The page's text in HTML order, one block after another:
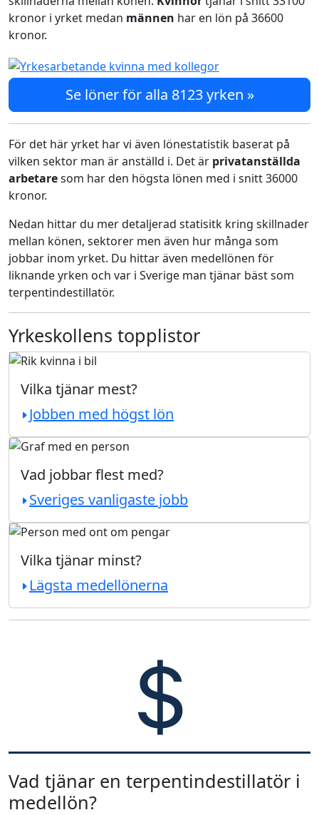
kronor i yrket medan männen har en lön på 36600
kronor.
Se löner för alla 8123 yrken »
För det här yrket har vi även lönestatistik baserat på
vilken sektor man är anställd i. Det är privatanställda
arbetaresom har den högsta lönen med i snitt 36000
kronor.
Nedan hittar du mer detaljerad statisitk kring skillnader
mellan könen, sektorer men även hur många som
jobbar inom yrket. Du hittar även medellönen för
liknande yrken och var i Sverige man tjänar bäst som
terpentindestillatör.
Yrkeskollens topplistor
Vilka tjänar mest?
Jobben med högst lön
Vad jobbar flest med?
Sveriges vanligaste jobb
Vilka tjänar minst?
Lägsta medellönerna
Vad tjänar en terpentindestillatör i
medellön?